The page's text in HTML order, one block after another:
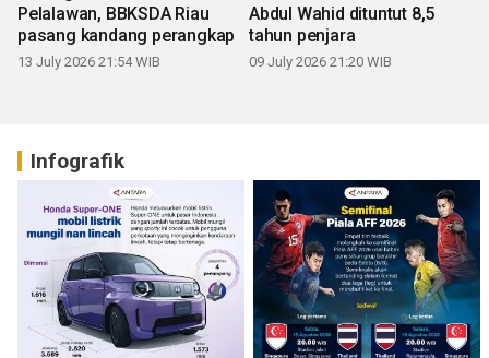
Pelalawan, BBKSDA Riau
pasang kandang perangkap
13 July 2026 21:54 WIB
Abdul Wahid dituntut 8,5
tahun penjara
09 July 2026 21:20 WIB
Infografik